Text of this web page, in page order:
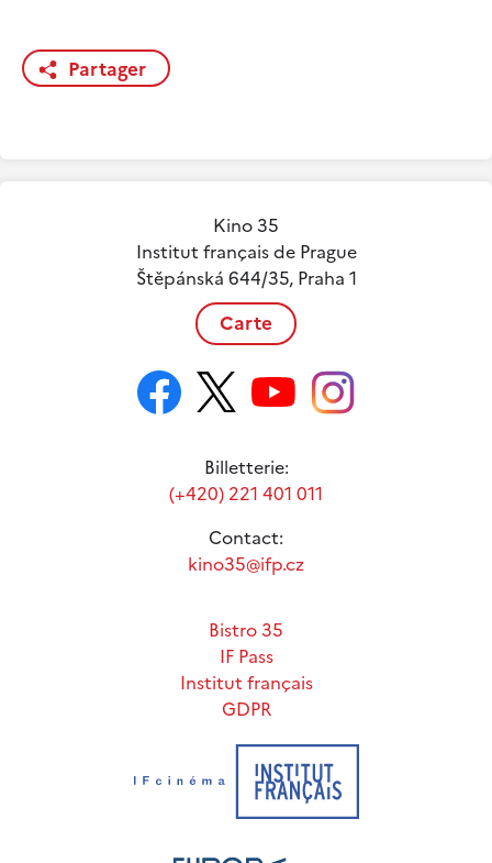
Partager
Kino 35
Institut français de Prague
Štěpánská 644/35, Praha 1
Carte
Billetterie:
(+420) 221 401 011
Contact:
kino35@ifp.cz
Bistro 35
IF Pass
Institut français
GDPR